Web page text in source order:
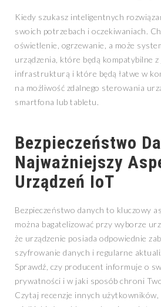
Kiedy szukasz inteligentnych
swoich potrzebach i oczekiwaniach.
oświetlenie, ogrzewanie, a może
urządzenia, które będą kompatybilne
infrastrukturą i które będą łatwe w
na możliwość zdalnego sterowania
smartfona lub tabletu.
Bezpieczeństwo
Najważniejszy
Urządzeń IoT
Bezpieczeństwo danych to kluczowy
można bagatelizować przy wyborze
że urządzenie posiada odpowiednie
szyfrowanie danych i regularne
Sprawdź, czy producent informuje o
prywatności i w jaki sposób chroni
Czytaj recenzje innych użytkowników,